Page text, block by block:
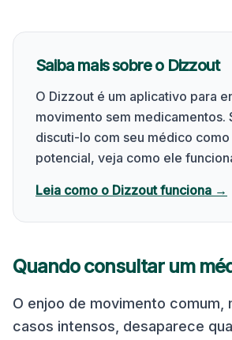
Saiba mais sobre o Dizzout
O Dizzout é um aplicativo para
movimento sem medicamentos.
discuti-lo com seu médico
potencial, veja como ele
Leia como o Dizzout funciona →
Quando consultar um
O enjoo de movimento comum,
casos intensos, desaparece